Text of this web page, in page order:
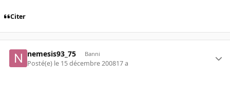
Citer
nemesis93_75 Banni
Posté(e) le 15 décembre 200817 a